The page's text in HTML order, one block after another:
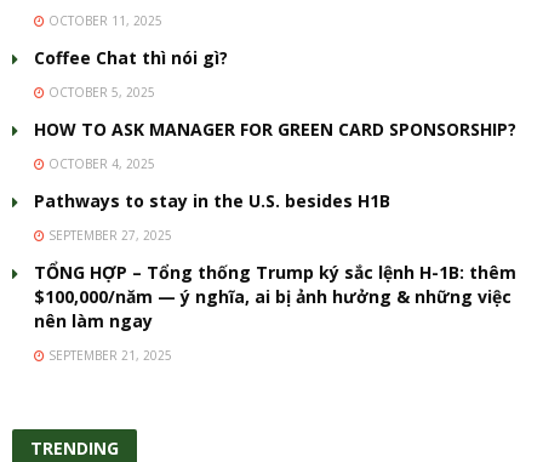
OCTOBER 11, 2025
Coffee Chat thì nói gì?
OCTOBER 5, 2025
HOW TO ASK MANAGER FOR GREEN CARD SPONSORSHIP?
OCTOBER 4, 2025
Pathways to stay in the U.S. besides H1B
SEPTEMBER 27, 2025
TỔNG HỢP – Tổng thống Trump ký sắc lệnh H-1B: thêm
$100,000/năm — ý nghĩa, ai bị ảnh hưởng & những việc
nên làm ngay
SEPTEMBER 21, 2025
TRENDING